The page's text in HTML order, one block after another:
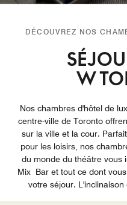
DÉCOUVREZ NOS
W
Nos chambres d'hôtel de
centre-ville de Toronto
sur la ville et la cour.
pour les loisirs, nos
du monde du théâtre vous
Mix Bar et tout ce dont
votre séjour. L'inclinaison